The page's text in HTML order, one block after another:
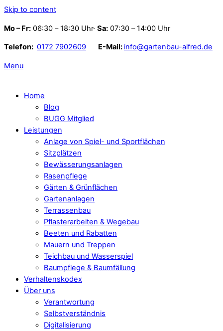
Skip to content
Mo – Fr: 06:30 – 18:30 Uhr· Sa: 07:30 – 14:00 Uhr
Telefon: 0172 7902609 E-Mail: info@gartenbau-alfred.de
Menu
Home
Blog
BUGG Mitglied
Leistungen
Anlage von Spiel- und Sportflächen
Sitzplätzen
Bewässerungsanlagen
Rasenpflege
Gärten & Grünflächen
Gartenanlagen
Terrassenbau
Pflasterarbeiten & Wegebau
Beeten und Rabatten
Mauern und Treppen
Teichbau und Wasserspiel
Baumpflege & Baumfällung
Verhaltenskodex
Über uns
Verantwortung
Selbstverständnis
Digitalisierung